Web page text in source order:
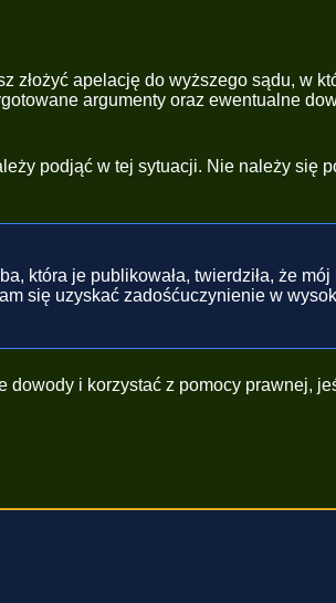
złożyć apelację do wyższego sądu, w
argumenty oraz ewentualne
podjąć w tej sytuacji. Nie należy się
która je publikowała, twierdziła, że
się uzyskać zadośćuczynienie w
i korzystać z pomocy prawnej,